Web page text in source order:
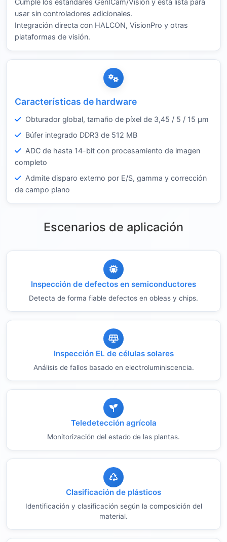
Cumple los estándares GenICam/Vision y está lista para
usar sin controladores adicionales.
Integración directa con HALCON, VisionPro y otras
plataformas de visión.
Características de hardware
Obturador global, tamaño de píxel de 3,45 / 5 / 15 µm
Búfer integrado DDR3 de 512 MB
ADC de hasta 14-bit con procesamiento de imagen
completo
Admite disparo externo por E/S, gamma y corrección
de campo plano
Escenarios de aplicación
Inspección de defectos en semiconductores
Detecta de forma fiable defectos en obleas y chips.
Inspección EL de células solares
Análisis de fallos basado en electroluminiscencia.
Teledetección agrícola
Monitorización del estado de las plantas.
Clasificación de plásticos
Identificación y clasificación según la composición del
material.